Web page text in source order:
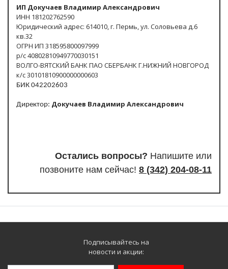
ИП Докучаев Владимир Александрович
ИНН 181202762590
Юридический адрес: 614010, г. Пермь, ул. Соловьева д.6
кв.32
ОГРН ИП 318595800097999
р/с 40802810949770030151
ВОЛГО-ВЯТСКИЙ БАНК ПАО СБЕРБАНК Г.НИЖНИЙ НОВГОРОД
к/с 30101810900000000603
БИК 042202603
Директор: Докучаев Владимир Александрович
Остались вопросы? Напишите или
позвоните нам сейчас! 8 (342) 204-08-11
Подписывайтесь на
новости и акции: